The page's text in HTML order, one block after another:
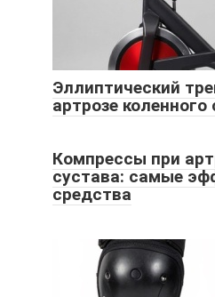
Эллиптический
артрозе коленного
Компрессы при
сустава: самые
средства